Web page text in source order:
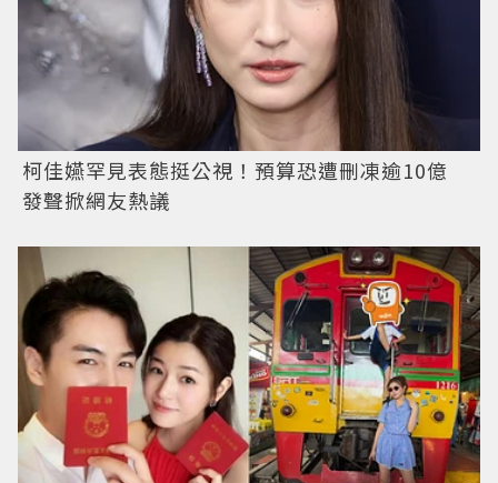
柯佳嬿罕見表態挺公視！預算恐遭刪凍逾10億
發聲掀網友熱議